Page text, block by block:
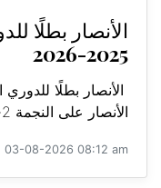
الأنصار بطلًا
2025-2026
الأنصار على النجمة 2-1، في الجولة ال...
03-08-2026 08:12 am